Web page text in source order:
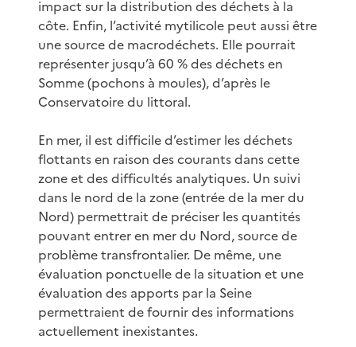
impact sur la distribution des déchets à la
côte. Enfin, l’activité mytilicole peut aussi être
une source de macrodéchets. Elle pourrait
représenter jusqu’à 60 % des déchets en
Somme (pochons à moules), d’après le
Conservatoire du littoral.
En mer, il est difficile d’estimer les déchets
flottants en raison des courants dans cette
zone et des difficultés analytiques. Un suivi
dans le nord de la zone (entrée de la mer du
Nord) permettrait de préciser les quantités
pouvant entrer en mer du Nord, source de
problème transfrontalier. De même, une
évaluation ponctuelle de la situation et une
évaluation des apports par la Seine
permettraient de fournir des informations
actuellement inexistantes.